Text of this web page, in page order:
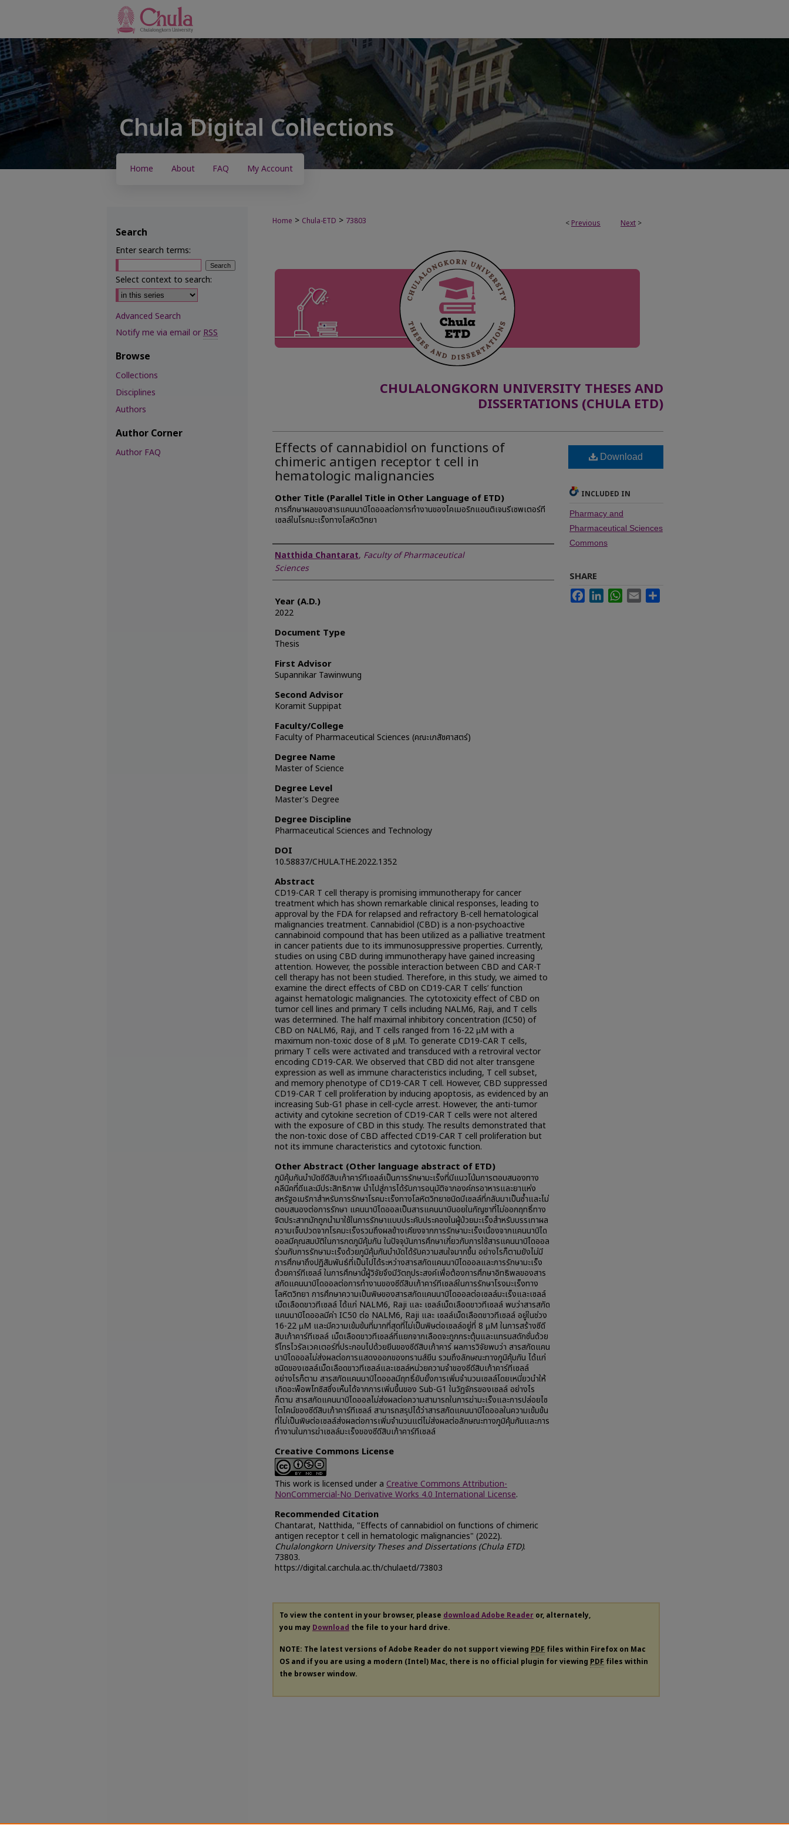
Home About FAQ My Account
< Previous Next >
Home > Chula-ETD > 73803
CHULALONGKORN UNIVERSITY THESES AND
DISSERTATIONS (CHULA ETD)
Effects of cannabidiol on functions of
chimeric antigen receptor t cell in
hematologic malignancies
Other Title (Parallel Title in Other Language of ETD)
การศึกษาผลของสารแคนนาบิไดออลต่อการทำงานของไคเมอริกแอนติเจนรีเซพเตอร์ที
เซลล์ในโรคมะเร็งทางโลหิตวิทยา
Author
Natthida Chantarat, Faculty of Pharmaceutical
Sciences
Year (A.D.)
2022
Document Type
Thesis
First Advisor
Supannikar Tawinwung
Second Advisor
Koramit Suppipat
Faculty/College
Faculty of Pharmaceutical Sciences (คณะเภสัชศาสตร์)
Degree Name
Master of Science
Degree Level
Master's Degree
Degree Discipline
Pharmaceutical Sciences and Technology
DOI
10.58837/CHULA.THE.2022.1352
Abstract
CD19-CAR T cell therapy is promising immunotherapy for cancer
treatment which has shown remarkable clinical responses, leading to
approval by the FDA for relapsed and refractory B-cell hematological
malignancies treatment. Cannabidiol (CBD) is a non-psychoactive
cannabinoid compound that has been utilized as a palliative treatment
in cancer patients due to its immunosuppressive properties. Currently,
studies on using CBD during immunotherapy have gained increasing
attention. However, the possible interaction between CBD and CAR-T
cell therapy has not been studied. Therefore, in this study, we aimed to
examine the direct effects of CBD on CD19-CAR T cells’ function
against hematologic malignancies. The cytotoxicity effect of CBD on
tumor cell lines and primary T cells including NALM6, Raji, and T cells
was determined. The half maximal inhibitory concentration (IC50) of
CBD on NALM6, Raji, and T cells ranged from 16-22 µM with a
maximum non-toxic dose of 8 µM. To generate CD19-CAR T cells,
primary T cells were activated and transduced with a retroviral vector
encoding CD19-CAR. We observed that CBD did not alter transgene
expression as well as immune characteristics including, T cell subset,
and memory phenotype of CD19-CAR T cell. However, CBD suppressed
CD19-CAR T cell proliferation by inducing apoptosis, as evidenced by an
increasing Sub-G1 phase in cell-cycle arrest. However, the anti-tumor
activity and cytokine secretion of CD19-CAR T cells were not altered
with the exposure of CBD in this study. The results demonstrated that
the non-toxic dose of CBD affected CD19-CAR T cell proliferation but
not its immune characteristics and cytotoxic function.
Other Abstract (Other language abstract of ETD)
ภูมิคุ้มกันบำบัดซีดีสิบเก้าคาร์ทีเซลล์เป็นการรักษามะเร็งที่มีแนวโน้มการตอบสนองทาง
คลีนิคที่ดีและมีประสิทธิภาพ นำไปสู่การได้รับการอนุมัติจากองค์กรอาหารและยาแห่ง
สหรัฐอเมริกาสำหรับการรักษาโรคมะเร็งทางโลหิตวิทยาชนิดบีเซลล์ที่กลับมาเป็นซ้ำและไม่
ตอบสนองต่อการรักษา แคนนาบิไดออลเป็นสารแคนนาบินอยในกัญชาที่ไม่ออกฤทธิ์ทาง
จิตประสาทมักถูกนำมาใช้ในการรักษาแบบประคับประคองในผู้ป่วยมะเร็งสำหรับบรรเทาผล
ความเจ็บปวดจากโรคมะเร็งรวมถึงผลข้างเคียงจากการรักษามะเร็งเนื่องจากแคนนาบิได
ออลมีคุณสมบัติในการกดภูมิคุ้มกัน ในปัจจุบันการศึกษาเกี่ยวกับการใช้สารแคนนาบิไดออล
ร่วมกับการรักษามะเร็งด้วยภูมิคุ้มกันบำบัดได้รับความสนใจมากขึ้น อย่างไรก็ตามยังไม่มี
การศึกษาถึงปฏิสัมพันธ์ที่เป็นไปได้ระหว่างสารสกัดแคนนาบิไดออลและการรักษามะเร็ง
ด้วยคาร์ทีเซลล์ ในการศึกษานี้ผู้วิจัยจึงมีวัตถุประสงค์เพื่อต้องการศึกษาอิทธิพลของสาร
สกัดแคนนาบิไดออลต่อการทำงานของซีดีสิบเก้าคาร์ทีเซลล์ในการรักษาโรงมะเร็งทาง
โลหิตวิทยา การศึกษาความเป็นพิษของสารสกัดแคนนาบิไดออลต่อเซลล์มะเร็งและเซลล์
เม็ดเลือดขาวทีเซลล์ ได้แก่ NALM6, Raji และ เซลล์เม็ดเลือดขาวทีเซลล์ พบว่าสารสกัด
แคนนาบิไดออลมีค่า IC50 ต่อ NALM6, Raji และ เซลล์เม็ดเลือดขาวทีเซลล์ อยู่ในช่วง
16-22 µM และมีความเข้มข้นที่มากที่สุดที่ไม่เป็นพิษต่อเซลล์อยู่ที่ 8 µM ในการสร้างซีดี
สิบเก้าคาร์ทีเซลล์ เม็ดเลือดขาวทีเซลล์ที่แยกจากเลือดจะถูกกระตุ้นและแทรนสดักชั่นด้วย
รีโทรไวรัลเวคเตอร์ที่ประกอบไปด้วยยีนของซีดีสิบเก้าคาร์ ผลการวิจัยพบว่า สารสกัดแคน
นาบิไดออลไม่ส่งผลต่อการแสดงออกของทรานส์ยีน รวมถึงลักษณะทางภูมิคุ้มกัน ได้แก่
ชนิดของเซลล์เม็ดเลือดขาวทีเซลล์และเซลล์หน่วยความจำของซีดีสิบเก้าคาร์ทีเซลล์
อย่างไรก็ตาม สารสกัดแคนนาบิไดออลมีฤทธิ์ยับยั้งการเพิ่มจำนวนเซลล์โดยเหนี่ยวนำให้
เกิดอะพ็อพโทซิสซึ่งเห็นได้จากการเพิ่มขึ้นของ Sub-G1 ในวัฏจักรของเซลล์ อย่างไร
ก็ตาม สารสกัดแคนนาบิไดออลไม่ส่งผลต่อความสามารถในการฆ่ามะเร็งและการปล่อยไซ
โตไคน์ของซีดีสิบเก้าคาร์ทีเซลล์ สามารถสรุปได้ว่าสารสกัดแคนนาบิไดออลในความเข้มข้น
ที่ไม่เป็นพิษต่อเซลล์ส่งผลต่อการเพิ่มจำนวนแต่ไม่ส่งผลต่อลักษณะทางภูมิคุ้มกันและการ
ทำงานในการฆ่าเซลล์มะเร็งของซีดีสิบเก้าคาร์ทีเซลล์
Creative Commons License
This work is licensed under a Creative Commons Attribution-
NonCommercial-No Derivative Works 4.0 International License.
Recommended Citation
Chantarat, Natthida, "Effects of cannabidiol on functions of chimeric
antigen receptor t cell in hematologic malignancies" (2022).
Chulalongkorn University Theses and Dissertations (Chula ETD).
73803.
https://digital.car.chula.ac.th/chulaetd/73803
Download
INCLUDED IN
Pharmacy and
Pharmaceutical Sciences
Commons
SHARE
FacebookLinkedInWhatsApp
Email
To view the content in your browser, please download Adobe Reader or, alternately,
you may Download the file to your hard drive.
NOTE: The latest versions of Adobe Reader do not support viewing PDF files within Firefox on Mac
OS and if you are using a modern (Intel) Mac, there is no official plugin for viewing PDF files within
the browser window.
Search
Enter search terms:
Select context to search:
Advanced Search
Notify me via email orRSS
Browse
Collections
Disciplines
Authors
Author Corner
Author FAQ